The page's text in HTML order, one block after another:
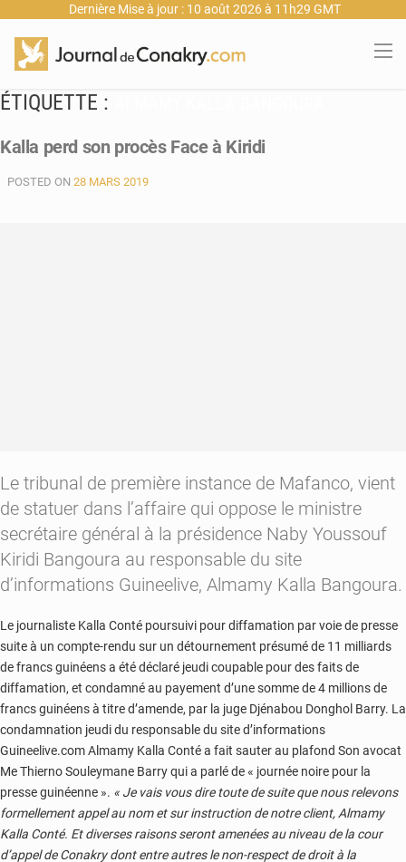
Dernière Mise à jour : 10 août 2026 à 11h29 GMT
ÉTIQUETTE :
Kalla perd son procès Face à Kiridi
POSTED ON 28 MARS 2019
Le tribunal de première instance de Mafanco, vient
de statuer dans l’affaire qui oppose le ministre
secrétaire général à la présidence Naby Youssouf
Kiridi Bangoura au responsable du site
d’informations Guineelive, Almamy Kalla Bangoura.
Le journaliste Kalla Conté poursuivi pour diffamation par voie de presse
suite à un compte-rendu sur un détournement présumé de 11 milliards
de francs guinéens a été déclaré jeudi coupable pour des faits de
diffamation, et condamné au payement d’une somme de 4 millions de
francs guinéens à titre d’amende, par la juge Djénabou Donghol Barry. La
condamnation jeudi du responsable du site d’informations
Guineelive.com Almamy Kalla Conté a fait sauter au plafond Son avocat
Me Thierno Souleymane Barry qui a parlé de « journée noire pour la
presse guinéenne ». « Je vais vous dire toute de suite que nous relevons
formellement appel au nom et sur instruction de notre client, Almamy
Kalla Conté. Et diverses raisons seront amenées au niveau de la cour
d’appel de Conakry dont entre autres le non-respect de droit à la